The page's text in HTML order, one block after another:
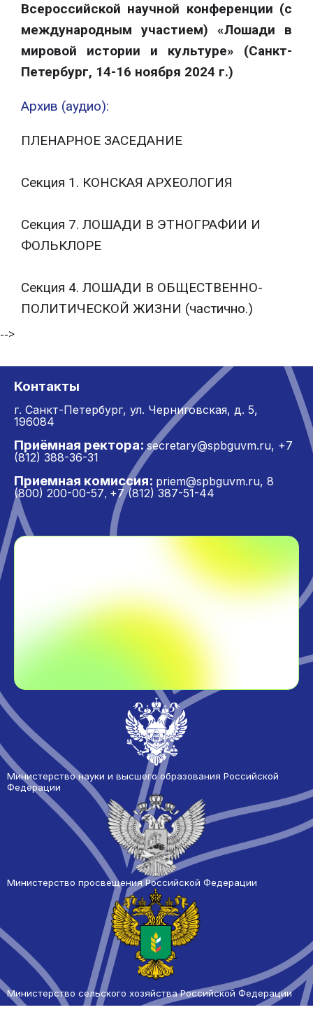
Всероссийской научной конференции (с
международным участием) «Лошади в
мировой истории и культуре» (Санкт-
Петербург, 14-16 ноября 2024 г.)
Архив (аудио):
ПЛЕНАРНОЕ ЗАСЕДАНИЕ
Секция 1. КОНСКАЯ АРХЕОЛОГИЯ
Секция 7. ЛОШАДИ В ЭТНОГРАФИИ И
ФОЛЬКЛОРЕ
Секция 4. ЛОШАДИ В ОБЩЕСТВЕННО-
ПОЛИТИЧЕСКОЙ ЖИЗНИ (частично.)
-->
Контакты
г. Санкт-Петербург, ул. Черниговская, д. 5,
196084
Приёмная ректора: secretary@spbguvm.ru, +7
(812) 388-36-31
Приемная комиссия: priem@spbguvm.ru, 8
(800) 200-00-57, +7 (812) 387-51-44
Министерство науки и высшего образования Российской
Федерации
Министерство просвещения Российской Федерации
Министерство сельского хозяйства Российской Федерации